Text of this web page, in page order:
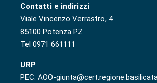
Contatti e indirizzi
Viale Vincenzo Verrastro, 4
85100 Potenza PZ
Tel 0971 661111
URP
PEC: AOO-